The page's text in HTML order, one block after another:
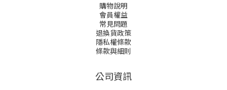
購物說明
會員權益
常見問題
退換貨政策
隱私權條款
條款與細則
公司資訊